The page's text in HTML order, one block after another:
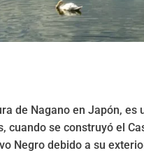
de Nagano en Japón,
cuando se construyó el
Negro debido a su